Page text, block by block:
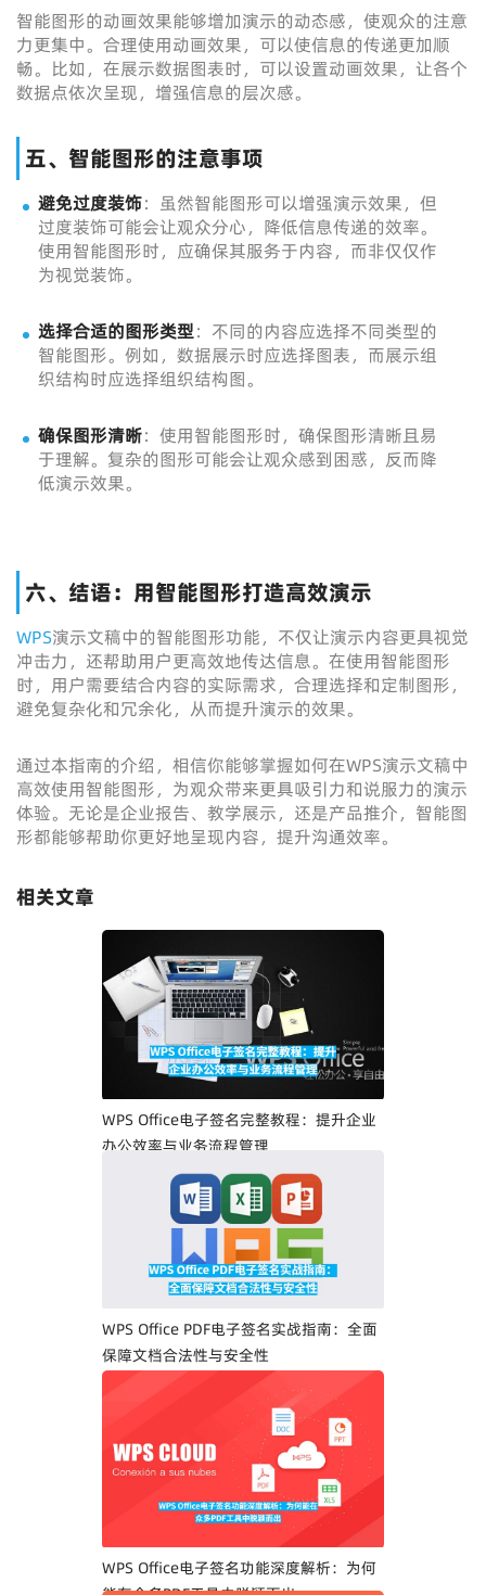
智能图形的动画效果能够增加演示的动态感，使观众的注意
力更集中。合理使用动画效果，可以使信息的传递更加顺
畅。比如，在展示数据图表时，可以设置动画效果，让各个
数据点依次呈现，增强信息的层次感。
五、智能图形的注意事项
避免过度装饰：虽然智能图形可以增强演示效果，但
过度装饰可能会让观众分心，降低信息传递的效率。
使用智能图形时，应确保其服务于内容，而非仅仅作
为视觉装饰。
选择合适的图形类型：不同的内容应选择不同类型的
智能图形。例如，数据展示时应选择图表，而展示组
织结构时应选择组织结构图。
确保图形清晰：使用智能图形时，确保图形清晰且易
于理解。复杂的图形可能会让观众感到困惑，反而降
低演示效果。
六、结语：用智能图形打造高效演示
WPS演示文稿中的智能图形功能，不仅让演示内容更具视觉
冲击力，还帮助用户更高效地传达信息。在使用智能图形
时，用户需要结合内容的实际需求，合理选择和定制图形，
避免复杂化和冗余化，从而提升演示的效果。
通过本指南的介绍，相信你能够掌握如何在WPS演示文稿中
高效使用智能图形，为观众带来更具吸引力和说服力的演示
体验。无论是企业报告、教学展示，还是产品推介，智能图
形都能够帮助你更好地呈现内容，提升沟通效率。
相关文章
WPS Office电子签名完整教程：提升企业
办公效率与业务流程管理
WPS Office PDF电子签名实战指南：全面
保障文档合法性与安全性
WPS Office电子签名功能深度解析：为何